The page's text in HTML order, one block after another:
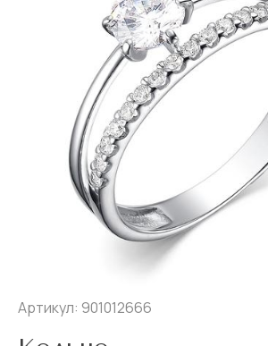
Артикул: 901012666